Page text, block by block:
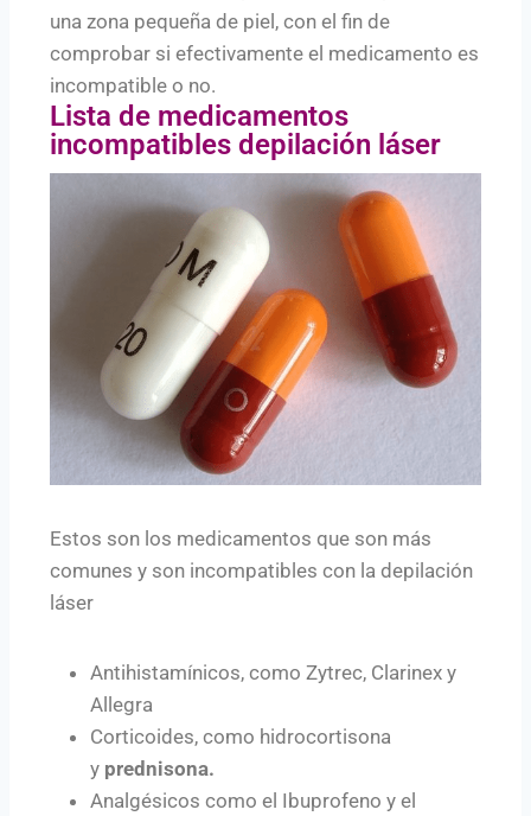
una zona pequeña de piel, con el fin de
comprobar si efectivamente el medicamento es
incompatible o no.
Lista de medicamentos
incompatibles depilación láser
Estos son los medicamentos que son más
comunes y son incompatibles con la depilación
láser
Antihistamínicos, como Zytrec, Clarinex y
Allegra
Corticoides, como hidrocortisona
y prednisona.
Analgésicos como el Ibuprofeno y el